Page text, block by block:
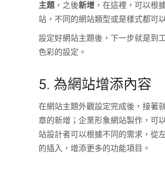
主題，之後新增 ，在這裡，可以根
站，不同的網站類型或是樣式都可
設定好網站主題後，下一步就是到
色彩的設定。
5. 為網站增添內容
在網站主題外觀設定完成後，接著
章的新增；企業形象網站製作，可
站設計者可以根據不同的需求，從
的插入，增添更多的功能項目。